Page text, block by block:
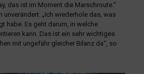
das ist im Moment die Marschroute.“
„Ich wiederhole das, was
habe. Es geht darum, in welche
kann. Das ist ein sehr wichtiges
mit ungefähr gleicher Bilanz da“, so